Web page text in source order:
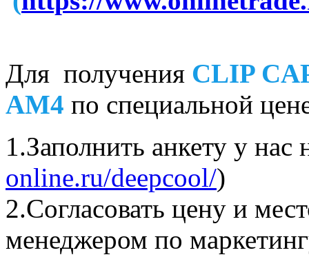
Для получения CLIP
AM4 по специальной
1.Заполнить анкету у нас
online.ru/deepcool/)
2.Согласовать цену и
менеджером по